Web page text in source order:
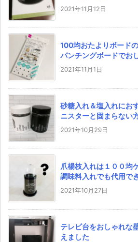
2021年11月12日
100均おたよりボード
パンチングボードでお
2021年11月1日
砂糖入れ＆塩入れにお
ニスターと固まらない
2021年10月29日
爪楊枝入れは１００均
調味料入れでも代用でき
2021年10月27日
テレビ台をおしゃれな
えました